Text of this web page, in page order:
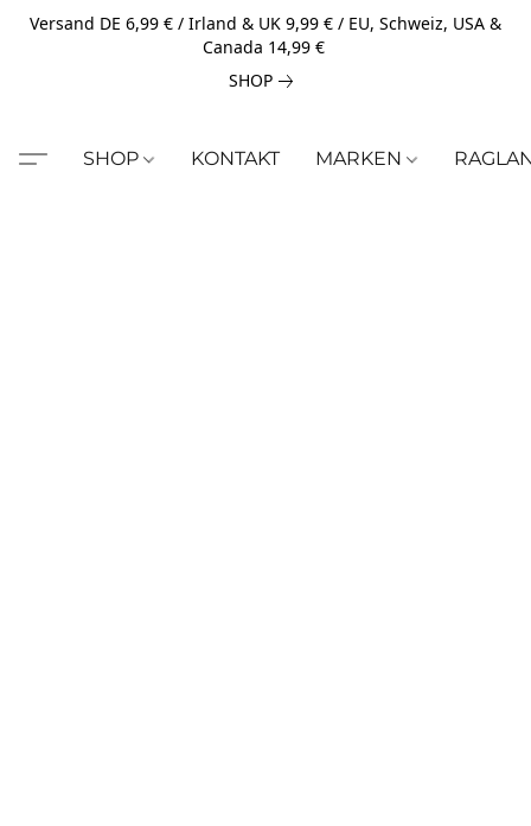
Versand DE 6,99 € / Irland & UK 9,99 € / EU, Schweiz, USA &
Canada 14,99 €
SHOP
SHOP KONTAKT MARKEN